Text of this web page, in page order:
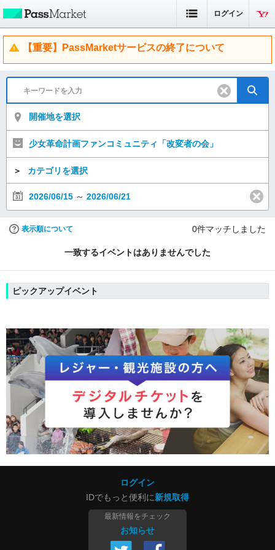
ログイン
【重要】PassMarketサービスの終了について
開催地を選択
少女革命計画ファンコミュニティ「改変者の会」
＞ カテゴリを選択
2026/06/15 ～ 2026/06/21
表示順について 0件マッチしました
一致するイベントはありませんでした
ピックアップイベント
ログイン
IDでもっと便利に新規取得
最新情報をチェック
お知らせ